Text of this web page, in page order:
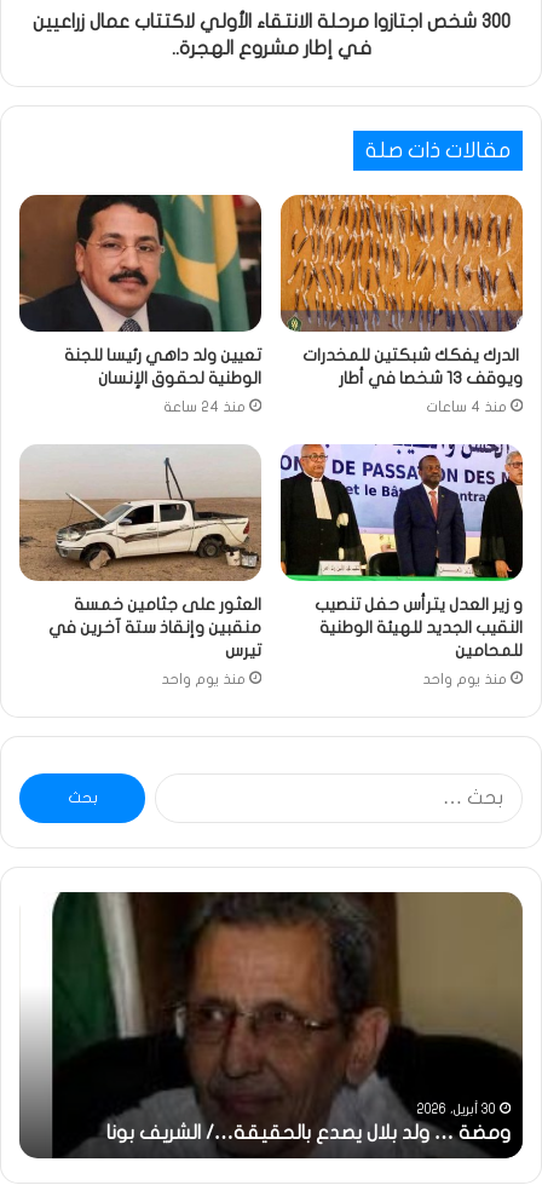
300 شخص اجتازوا مرحلة الانتقاء الأولي لاكتتاب عمال زراعيين
في إطار مشروع الهجرة..
مقالات ذات صلة
الدرك يفكك شبكتين للمخدرات
ويوقف 13 شخصا في أطار
منذ 4 ساعات
تعيين ولد داهي رئيسا للجنة
الوطنية لحقوق الإنسان
منذ 24 ساعة
و زير العدل يترأس حفل تنصيب
النقيب الجديد للهيئة الوطنية
للمحامين
منذ يوم واحد
العثور على جثامين خمسة
منقبين وإنقاذ ستة آخرين في
تيرس
منذ يوم واحد
البحث
عن:
الشريف بونا
خاطرة
:
خاصة
لكم
الشيخ
محمد
خاطرة : تحية تقدير خاصة